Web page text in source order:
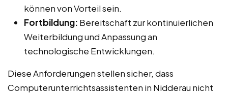
können von Vorteil sein.
Fortbildung: Bereitschaft zur kontinuierlichen
Weiterbildung und Anpassung an
technologische Entwicklungen.
Diese Anforderungen stellen sicher, dass
Computerunterrichtsassistenten in Nidderau nicht